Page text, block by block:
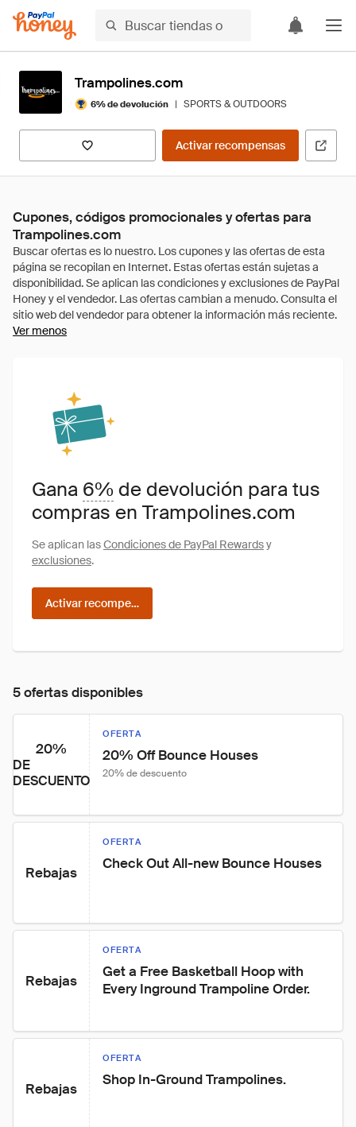
Trampolines.com
6% de devolución | SPORTS & OUTDOORS
Activar recompensas
Cupones, códigos promocionales y ofertas para
Trampolines.com
Ver menos
Gana 6% de devolución para tus
compras en Trampolines.com
Se aplican lasCondiciones de PayPal Rewardsy
exclusiones.
Activar recompensas
5 ofertas disponibles
20%
DE
DESCUENTO
OFERTA
20% Off Bounce Houses
20% de descuento
Rebajas
OFERTA
Check Out All-new Bounce Houses
Rebajas
OFERTA
Get a Free Basketball Hoop with
Every Inground Trampoline Order.
Rebajas
OFERTA
Shop In-Ground Trampolines.